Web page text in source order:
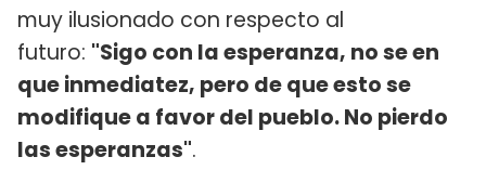
muy ilusionado con respecto al
futuro: "Sigo con la esperanza, no se en
que inmediatez, pero de que esto se
modifique a favor del pueblo. No pierdo
las esperanzas".